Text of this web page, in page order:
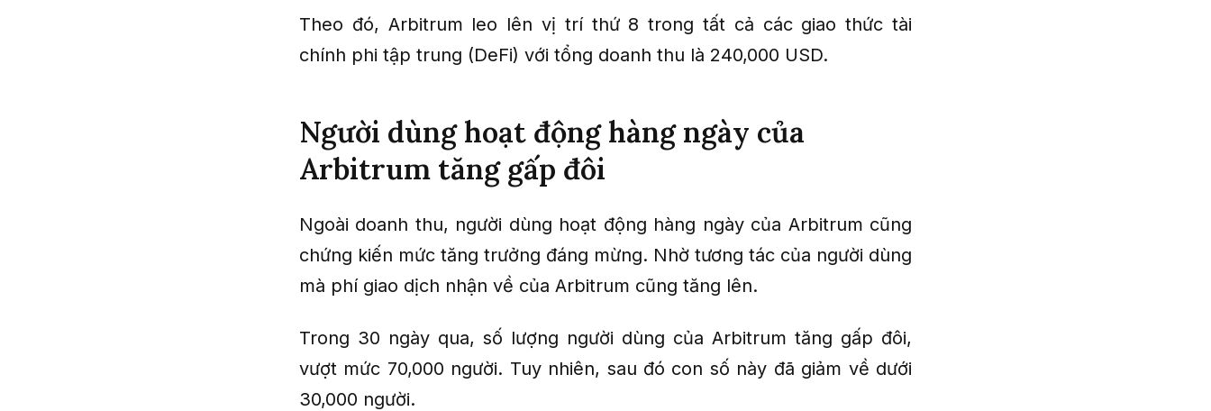
Theo đó, Arbitrum leo lên vị trí thứ 8 trong tất cả các giao thức tài
chính phi tập trung (DeFi) với tổng doanh thu là 240,000 USD.
Người dùng hoạt động hàng ngày của
Arbitrum tăng gấp đôi
Ngoài doanh thu, người dùng hoạt động hàng ngày của Arbitrum cũng
chứng kiến mức tăng trưởng đáng mừng. Nhờ tương tác của người dùng
mà phí giao dịch nhận về của Arbitrum cũng tăng lên.
Trong 30 ngày qua, số lượng người dùng của Arbitrum tăng gấp đôi,
vượt mức 70,000 người. Tuy nhiên, sau đó con số này đã giảm về dưới
30,000 người.